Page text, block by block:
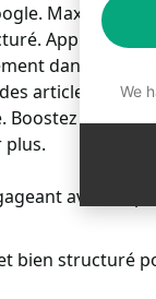
Maximisez
Apprenez
dans les
articles
Boostez votre
plus.
avec un
bien structuré
We